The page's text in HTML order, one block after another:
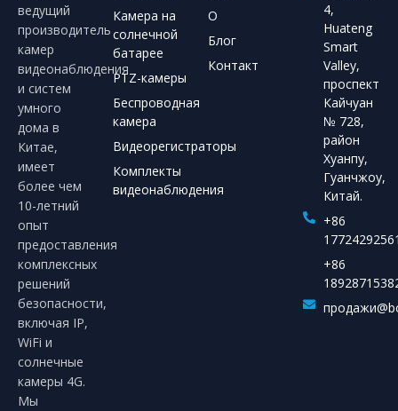
ведущий
производитель
камер
видеонаблюдения
и систем
умного
дома в
Китае,
имеет
более чем
10-летний
опыт
предоставления
комплексных
решений
безопасности,
включая IP,
WiFi и
солнечные
камеры 4G.
Мы
Камера на
солнечной
батарее
PTZ-камеры
Беспроводная
камера
Видеорегистраторы
Комплекты
видеонаблюдения
О
Блог
Контакт
4,
Huateng
Smart
Valley,
проспект
Кайчуан
№ 728,
район
Хуанпу,
Гуанчжоу,
Китай.
+86
+86